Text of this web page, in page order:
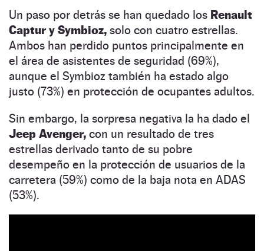
Un paso por detrás se han quedado los Renault
Captur y Symbioz, solo con cuatro estrellas.
Ambos han perdido puntos principalmente en
el área de asistentes de seguridad (69%),
aunque el Symbioz también ha estado algo
justo (73%) en protección de ocupantes adultos.
Sin embargo, la sorpresa negativa la ha dado el
Jeep Avenger, con un resultado de tres
estrellas derivado tanto de su pobre
desempeño en la protección de usuarios de la
carretera (59%) como de la baja nota en ADAS
(53%).